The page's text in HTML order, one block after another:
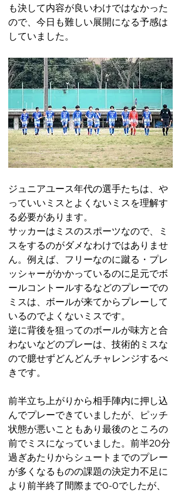
も決して内容が良いわけではなかった
ので、今日も難しい展開になる予感は
していました。
ジュニアユース年代の選手たちは、や
っていいミスとよくないミスを理解す
る必要があります。
サッカーはミスのスポーツなので、ミ
スをするのがダメなわけではありませ
ん。例えば、フリーなのに蹴る・プレ
ッシャーがかかっているのに足元でボ
ールコントールするなどのプレーでの
ミスは、ボールが来てからプレーして
いるのでよくないミスです。
逆に背後を狙ってのボールが味方と合
わないなどのプレーは、技術的ミスな
ので臆せずどんどんチャレンジするべ
きです。
前半立ち上がりから相手陣内に押し込
んでプレーできていましたが、ピッチ
状態が悪いこともあり最後のところの
前でミスになっていました。前半20分
過ぎあたりからシュートまでのプレー
が多くなるものの課題の決定力不足に
より前半終了間際まで0-0でしたが、